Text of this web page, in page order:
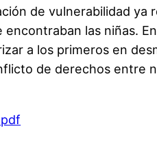
de vulnerabilidad
las niñas.
a los primeros en
de derechos entre